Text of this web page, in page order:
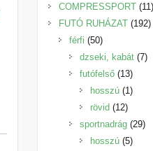
COMPRESSPORT 11
FUTÓ RUHÁZAT 192
férfi 5050
termék
dzseki, kabát 77
futófelső 1313
termék
hosszú 11
rövid 1212
termék
sportnadrág 2929
hosszú 55